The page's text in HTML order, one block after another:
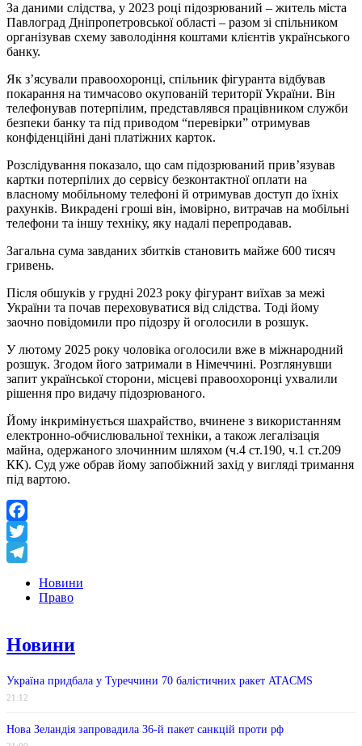
За даними слідства, у 2023 році підозрюваний – житель міста
Павлоград Дніпропетровської області – разом зі спільником
організував схему заволодіння коштами клієнтів українського
банку.
Як з’ясували правоохоронці, спільник фігуранта відбував
покарання на тимчасово окупованій території України. Він
телефонував потерпілим, представлявся працівником служби
безпеки банку та під приводом “перевірки” отримував
конфіденційні дані платіжних карток.
Розслідування показало, що сам підозрюваний прив’язував
картки потерпілих до сервісу безконтактної оплати на
власному мобільному телефоні й отримував доступ до їхніх
рахунків. Викрадені гроші він, імовірно, витрачав на мобільні
телефони та іншу техніку, яку надалі перепродавав.
Загальна сума завданих збитків становить майже 600 тисяч
гривень.
Після обшуків у грудні 2023 року фігурант виїхав за межі
України та почав переховуватися від слідства. Тоді йому
заочно повідомили про підозру й оголосили в розшук.
У лютому 2025 року чоловіка оголосили вже в міжнародний
розшук. Згодом його затримали в Німеччині. Розглянувши
запит української сторони, місцеві правоохоронці ухвалили
рішення про видачу підозрюваного.
Йому інкримінується шахрайство, вчинене з використанням
електронно-обчислювальної техніки, а також легалізація
майна, одержаного злочинним шляхом (ч.4 ст.190, ч.1 ст.209
КК). Суд уже обрав йому запобіжний захід у вигляді тримання
під вартою.
Facebook
Twitter
Новини
Право
Новини
Україна придбала у Туреччини 70 балістичних ракет ATACMS
21:12
Нова Зеландія запровадила 36-й пакет санкцій проти рф